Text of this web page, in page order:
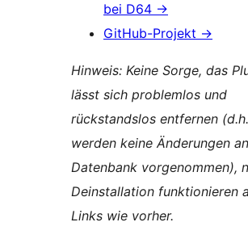
bei D64 →
GitHub-Projekt →
Hinweis: Keine Sorge, das
lässt sich problemlos und
rückstandslos entfernen
werden keine Änderungen
Datenbank vorgenommen),
Deinstallation funktionieren
Links wie vorher.